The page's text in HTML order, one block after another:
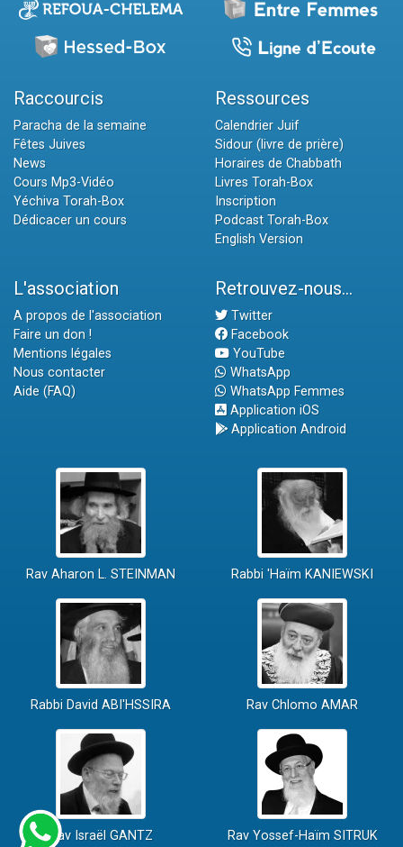
Raccourcis
Paracha de la semaine
Fêtes Juives
News
Cours Mp3-Vidéo
Yéchiva Torah-Box
Dédicacer un cours
Ressources
Calendrier Juif
Sidour (livre de prière)
Horaires de Chabbath
Livres Torah-Box
Inscription
Podcast Torah-Box
English Version
L'association
A propos de l'association
Faire un don !
Mentions légales
Nous contacter
Aide (FAQ)
Retrouvez-nous...
Twitter
Facebook
YouTube
WhatsApp
WhatsApp Femmes
Application iOS
Application Android
Rav Aharon L. STEINMAN Rabbi 'Haïm KANIEWSKI
Rabbi David ABI'HSSIRA Rav Chlomo AMAR
Rav Israël GANTZ Rav Yossef-Haïm SITRUK